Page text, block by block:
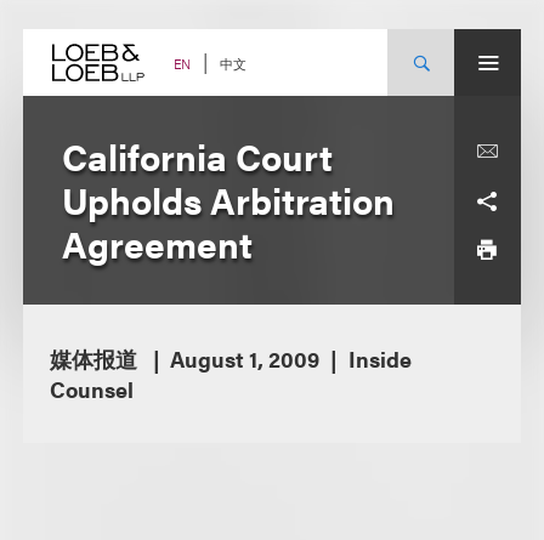
content EN 中文
California Court
Upholds Arbitration
Agreement
媒体报道 August 1, 2009
Inside
Counsel